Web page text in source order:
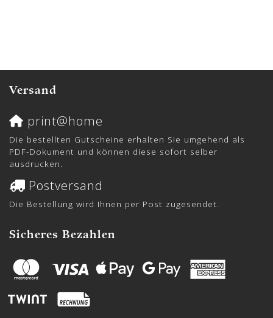
Versand
print@home
Die bestellten Gutscheine erhalten Sie umgehend als
PDF-Dokument und können diese sofort selber
ausdrucken.
Postversand
Die Bestellung wird Ihnen per Post zugesendet.
Sicheres Bezahlen